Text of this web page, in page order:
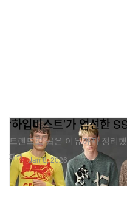
패션
‘하입비스트’가 엄선한
트렌드로 꼽은 이유까지 정리
Jan 8, 2026